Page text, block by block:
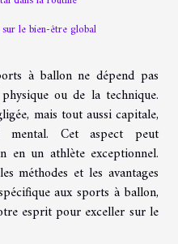
le bien-être global
à ballon ne dépend pas
ou de la technique.
mais tout aussi capitale,
mental. Cet aspect peut
en un athlète exceptionnel.
méthodes et les avantages
aux sports à ballon,
esprit pour exceller sur le